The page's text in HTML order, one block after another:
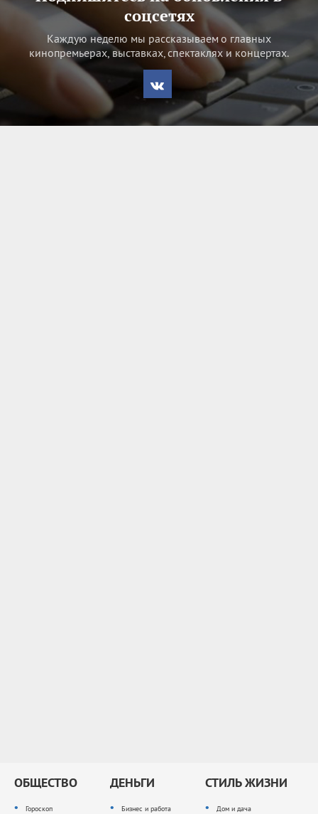
соцсетях
Каждую неделю мы рассказываем о главных
кинопремьерах, выставках, спектаклях и концертах.
ОБЩЕСТВО
Гороскоп
ДЕНЬГИ
Бизнес и работа
СТИЛЬ ЖИЗНИ
Дом и дача